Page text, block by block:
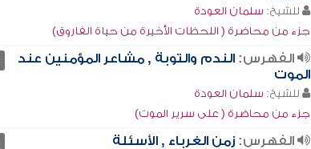
للشيخ: سلمان العودة
جزء من محاضرة ( اللحظات الأخيرة من حياة الفاروق)
الفهرس: الندم والتوبة , مشاعر المؤمنين عند
الموت
للشيخ: سلمان العودة
جزء من محاضرة ( على سرير الموت)
الفهرس: زمن الغرباء , الأسئلة